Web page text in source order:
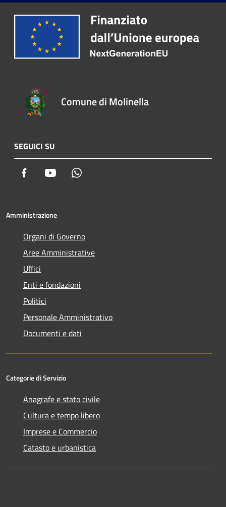
Comune di Molinella
SEGUICI SU
Facebook Youtube
Amministrazione
Organi di Governo
Aree Amministrative
Uffici
Enti e fondazioni
Politici
Personale Amministrativo
Documenti e dati
Categorie di Servizio
Anagrafe e stato civile
Cultura e tempo libero
Imprese e Commercio
Catasto e urbanistica